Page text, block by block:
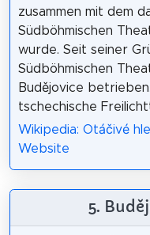
zusammen mit dem
Südböhmischen
wurde. Seit seiner
Südböhmischen
Budějovice
tschechische
Wikipedia: Otáčivé
Website
5.